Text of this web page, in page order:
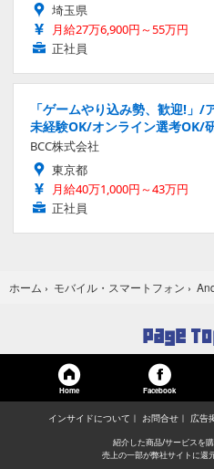
埼玉県
月給27万6,900円～55万円
正社員
「ゲームやり込み勢、歓迎!」
未経験OK/オンライン選考OK/
BCC株式会社
東京都
月給40万1,000円～43万円
正社員
ホーム › モバイル・スマートフォン ›
Home Facebook
インサイドについて お問合せ 広告
紹介した商品/サービスを購
売上の一部が弊社サイトに還